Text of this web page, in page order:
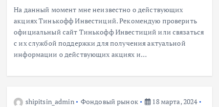
На данный момент мне неизвестно о действующих
акциях Тинькофф Инвестиций. Рекомендую проверить
официальный сайт Тинькофф Инвестиций или связаться
с их службой поддержки для получения актуальной
информации о действующих акциях и…
shipitsin_admin Фондовый рынок
18 марта, 2024